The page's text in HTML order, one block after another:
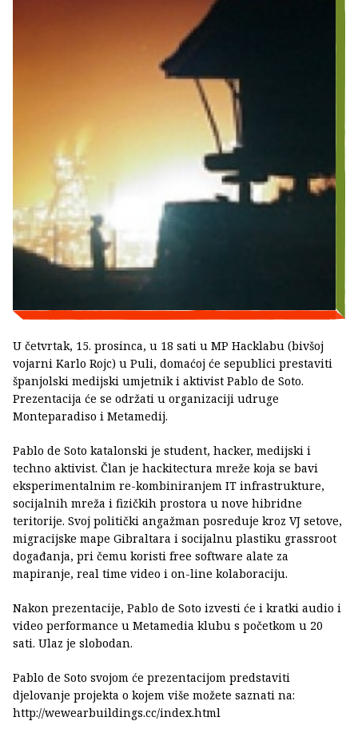
U četvrtak, 15. prosinca, u 18 sati u MP Hacklabu (bivšoj
vojarni Karlo Rojc) u Puli, domaćoj će sepublici prestaviti
španjolski medijski umjetnik i aktivist Pablo de Soto.
Prezentacija će se održati u organizaciji udruge
Monteparadiso i Metamedij.
Pablo de Soto katalonski je student, hacker, medijski i
techno aktivist. Član je hackitectura mreže koja se bavi
eksperimentalnim re-kombiniranjem IT infrastrukture,
socijalnih mreža i fizičkih prostora u nove hibridne
teritorije. Svoj politički angažman posreduje kroz VJ setove,
migracijske mape Gibraltara i socijalnu plastiku grassroot
događanja, pri čemu koristi free software alate za
mapiranje, real time video i on-line kolaboraciju.
Nakon prezentacije, Pablo de Soto izvesti će i kratki audio i
video performance u Metamedia klubu s početkom u 20
sati. Ulaz je slobodan.
Pablo de Soto svojom će prezentacijom predstaviti
djelovanje projekta o kojem više možete saznati na:
http://wewearbuildings.cc/index.html